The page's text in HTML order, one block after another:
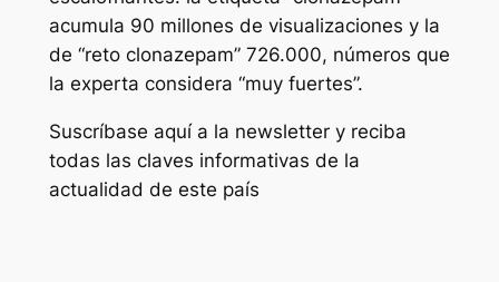
acumula 90 millones de visualizaciones y la
de “reto clonazepam” 726.000, números que
la experta considera “muy fuertes”.
Suscríbase aquí a la newsletter y reciba
todas las claves informativas de la
actualidad de este país